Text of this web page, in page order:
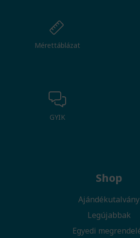
Mérettáblázat
GYIK
Shop
Ajándékutalvány
Legújabbak
Egyedi